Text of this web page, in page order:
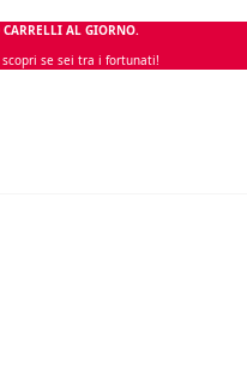
AL GIORNO.
se sei tra i fortunati!